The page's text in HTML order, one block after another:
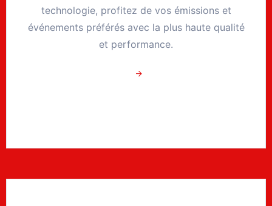
technologie, profitez de vos émissions et
événements préférés avec la plus haute qualité
et performance.